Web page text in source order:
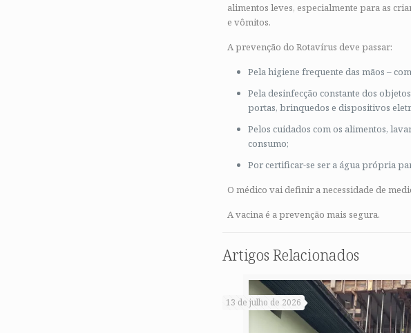
alimentos leves, especialmente para as
e vômitos.
A prevenção do Rotavírus deve passar:
Pela higiene frequente das mãos –
Pela desinfecção constante dos
portas, brinquedos e dispositivos
Pelos cuidados com os alimentos,
consumo;
Por certificar-se ser a água própria
O médico vai definir a necessidade de
A vacina é a prevenção mais segura.
Artigos Relacionados
13 de julho de 2026